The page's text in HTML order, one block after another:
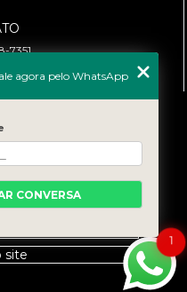
7351
site
1
agora pelo WhatsApp
CONVERSA